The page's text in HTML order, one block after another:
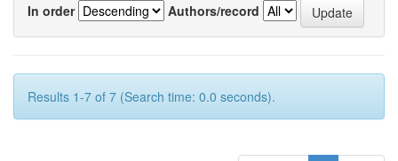
In order
Authors/record
Results 1-7 of 7 (Search time: 0.0 seconds).